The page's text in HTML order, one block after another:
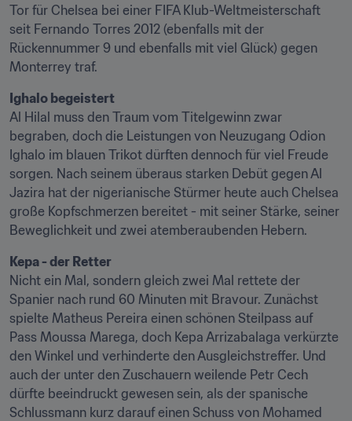
Tor für Chelsea bei einer FIFA Klub-Weltmeisterschaft
seit Fernando Torres 2012 (ebenfalls mit der
Rückennummer 9 und ebenfalls mit viel Glück) gegen
Monterrey traf.
Al Hilal muss den Traum vom Titelgewinn zwar
begraben, doch die Leistungen von Neuzugang Odion
Ighalo im blauen Trikot dürften dennoch für viel Freude
sorgen. Nach seinem überaus starken Debüt gegen Al
Jazira hat der nigerianische Stürmer heute auch Chelsea
große Kopfschmerzen bereitet - mit seiner Stärke, seiner
Beweglichkeit und zwei atemberaubenden Hebern.
Nicht ein Mal, sondern gleich zwei Mal rettete der
Spanier nach rund 60 Minuten mit Bravour. Zunächst
spielte Matheus Pereira einen schönen Steilpass auf
Pass Moussa Marega, doch Kepa Arrizabalaga verkürzte
den Winkel und verhinderte den Ausgleichstreffer. Und
auch der unter den Zuschauern weilende Petr Cech
dürfte beeindruckt gewesen sein, als der spanische
Schlussmann kurz darauf einen Schuss von Mohamed